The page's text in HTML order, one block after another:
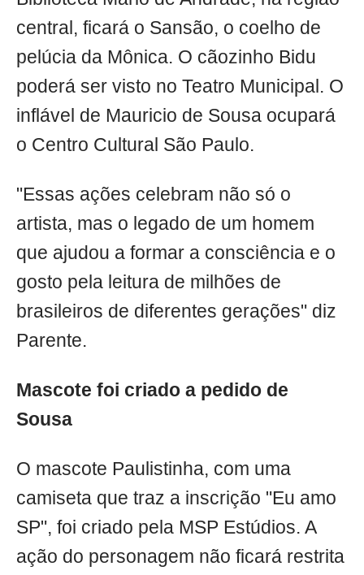
central, ficará o Sansão, o coelho de
pelúcia da Mônica. O cãozinho Bidu
poderá ser visto no Teatro Municipal. O
inflável de Mauricio de Sousa ocupará
o Centro Cultural São Paulo.
"Essas ações celebram não só o
artista, mas o legado de um homem
que ajudou a formar a consciência e o
gosto pela leitura de milhões de
brasileiros de diferentes gerações" diz
Parente.
Mascote foi criado a pedido de
Sousa
O mascote Paulistinha, com uma
camiseta que traz a inscrição "Eu amo
SP", foi criado pela MSP Estúdios. A
ação do personagem não ficará restrita